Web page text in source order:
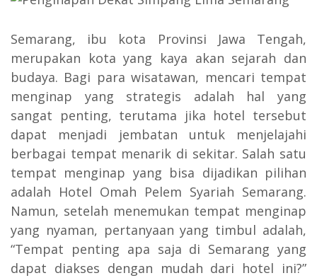
Semarang, ibu kota Provinsi Jawa Tengah,
merupakan kota yang kaya akan sejarah dan
budaya. Bagi para wisatawan, mencari tempat
menginap yang strategis adalah hal yang
sangat penting, terutama jika hotel tersebut
dapat menjadi jembatan untuk menjelajahi
berbagai tempat menarik di sekitar. Salah satu
tempat menginap yang bisa dijadikan pilihan
adalah Hotel Omah Pelem Syariah Semarang.
Namun, setelah menemukan tempat menginap
yang nyaman, pertanyaan yang timbul adalah,
“Tempat penting apa saja di Semarang yang
dapat diakses dengan mudah dari hotel ini?”